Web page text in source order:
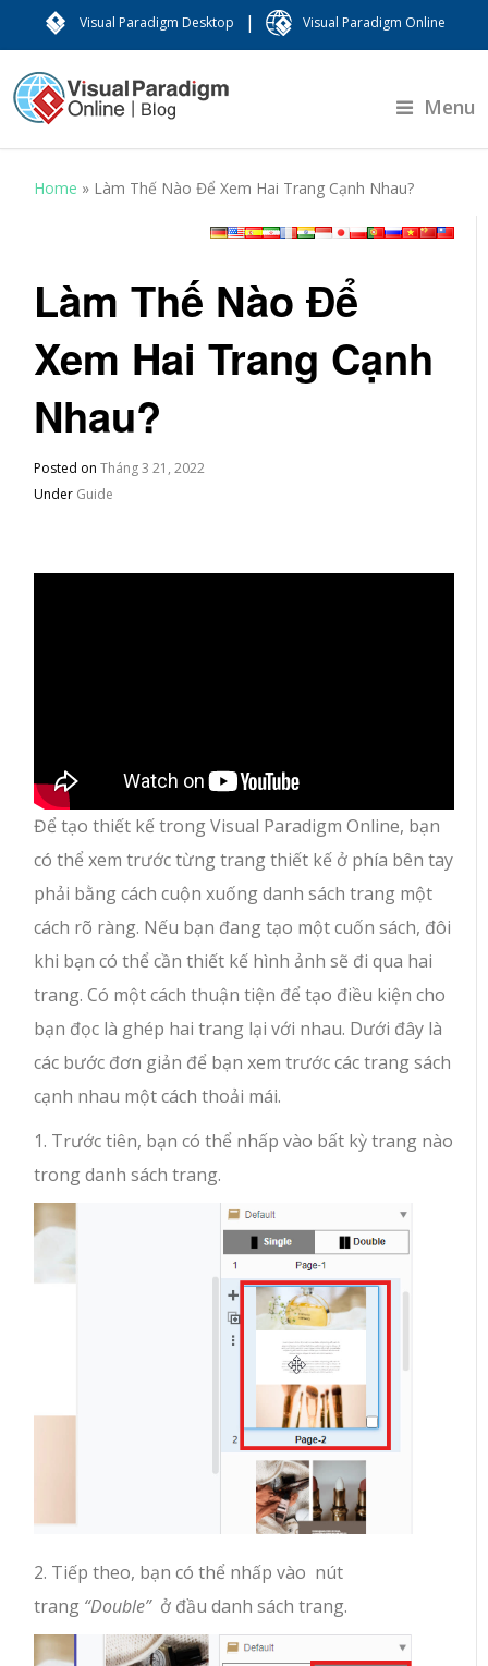
Visual Paradigm Desktop | Visual Paradigm Online
Menu
Home » Làm Thế Nào Để Xem Hai Trang Cạnh Nhau?
Làm Thế Nào Để
Xem Hai Trang Cạnh
Nhau?
Posted onTháng 3 21, 2022
Under Guide
Để tạo thiết kế trong Visual Paradigm Online, bạn
có thể xem trước từng trang thiết kế ở phía bên tay
phải bằng cách cuộn xuống danh sách trang một
cách rõ ràng. Nếu bạn đang tạo một cuốn sách, đôi
khi bạn có thể cần thiết kế hình ảnh sẽ đi qua hai
trang. Có một cách thuận tiện để tạo điều kiện cho
bạn đọc là ghép hai trang lại với nhau. Dưới đây là
các bước đơn giản để bạn xem trước các trang sách
cạnh nhau một cách thoải mái.
1. Trước tiên, bạn có thể nhấp vào bất kỳ trang nào
trong danh sách trang.
2. Tiếp theo, bạn có thể nhấp vào nút
trang “Double”ở đầu danh sách trang.